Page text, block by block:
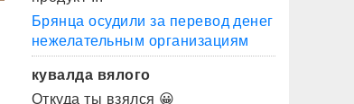
Брянца осудили за перевод денег
нежелательным организациям
кувалда вялого
Откуда ты взялся 😀